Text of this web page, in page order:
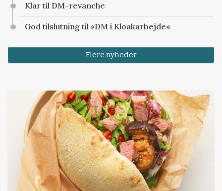
Klar til DM-revanche
God tilslutning til »DM i Kloakarbejde«
Flere nyheder